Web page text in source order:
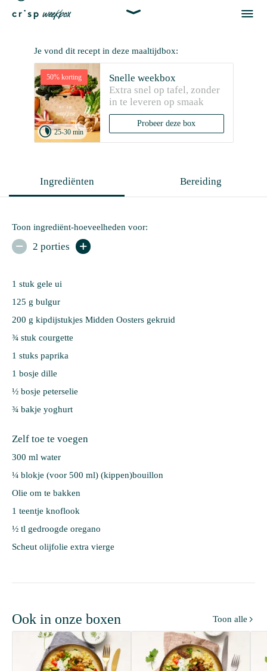


Je vond dit recept in deze maaltijdbox:
50% korting
25-30 min
Snelle weekbox
Extra snel op tafel, zonder
in te leveren op smaak
Probeer deze box
Ingrediënten Bereiding
Toon ingrediënt-hoeveelheden voor:
 2 porties 
1 stuk gele ui
125 g bulgur
200 g kipdijstukjes Midden Oosters gekruid
¾ stuk courgette
1 stuks paprika
1 bosje dille
½ bosje peterselie
¾ bakje yoghurt
Zelf toe te voegen
300 ml water
¼ blokje (voor 500 ml) (kippen)bouillon
Olie om te bakken
1 teentje knoflook
½ tl gedroogde oregano
Scheut olijfolie extra vierge
Ook in onze boxen Toon alle 